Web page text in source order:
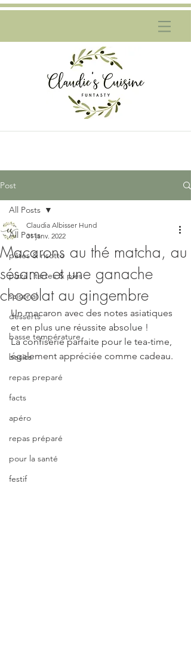
Post
All Posts
pâtes & risotto
pizza , tartes & pies
saisonal
desserts
basse température
basics
repas preparé
facts
apéro
repas préparé
pour la santé
festif
All Posts
Macarons au thé matcha, au
sésame et une ganache
chocolat au gingembre
Claudia Albisser Hund
31 janv. 2022
Un macaron avec des notes asiatiques
et en plus une réussite absolue !
La confiserie parfaite pour le tea-time,
également appréciée comme cadeau.